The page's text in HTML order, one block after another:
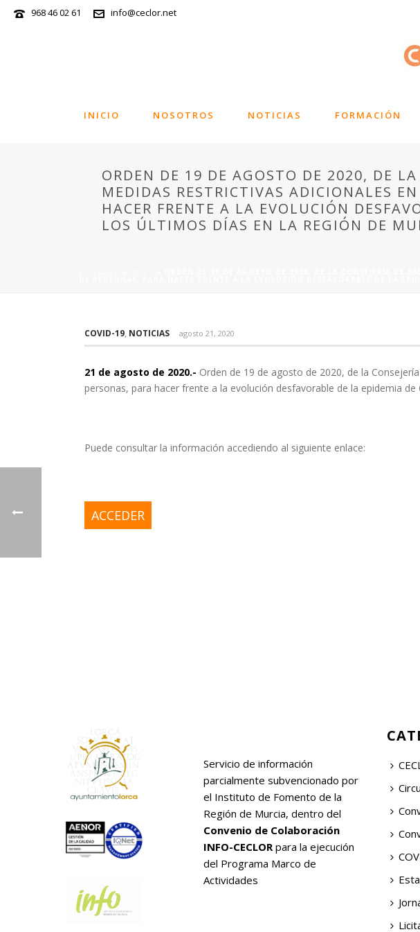
968 46 02 61 info@ceclor.net
INICIO NOSOTROS NOTICIAS FORMACIÓN
ORDEN DE 19 DE AGOSTO DE 2020, DE
MEDIDAS RESTRICTIVAS ADICIONALES
HACER FRENTE A LA EVOLUCIÓN
LOS ÚLTIMOS DÍAS EN LA REGIÓN DE
COVID-19, NOTICIAS agosto 21, 2020
21 de agosto de 2020.- Orden de 19 de agosto de 2020, de la
personas, para hacer frente a la evolución desfavorable de la epidemia
Puede consultar la información accediendo al siguiente enlace:
ACCEDER
Servicio de información
parcialmente subvencionado por
el Instituto de Fomento de la
Región de Murcia, dentro del
Convenio de Colaboración
INFO-CECLOR para la ejecución
del Programa Marco de
Actividades